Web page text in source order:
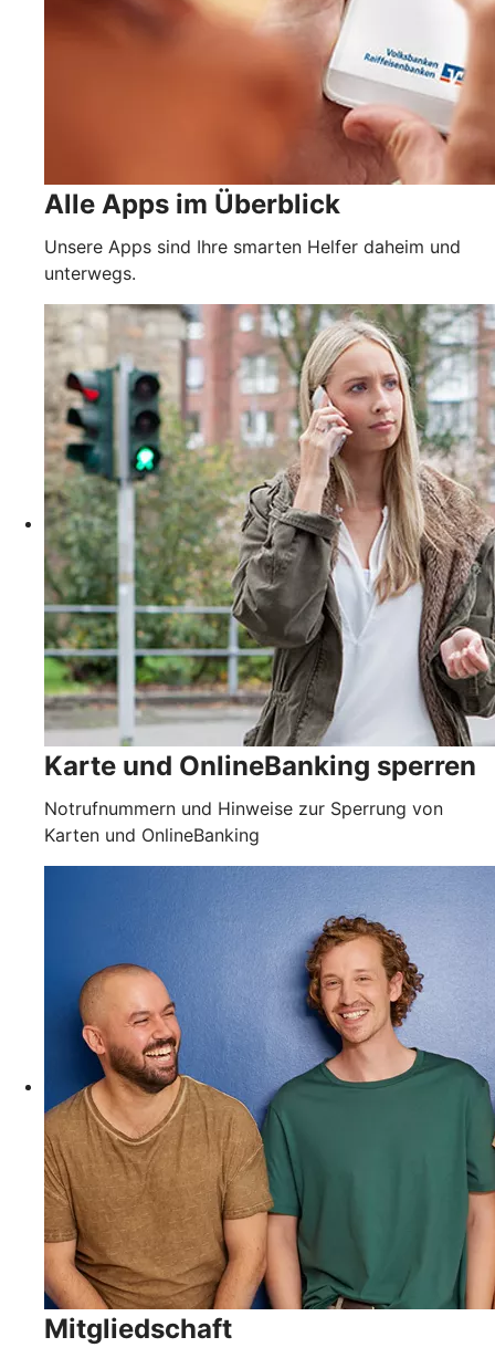
Alle Apps im Überblick
Unsere Apps sind Ihre smarten Helfer daheim und
unterwegs.
Karte und OnlineBanking sperren
Notrufnummern und Hinweise zur Sperrung von
Karten und OnlineBanking
Mitgliedschaft